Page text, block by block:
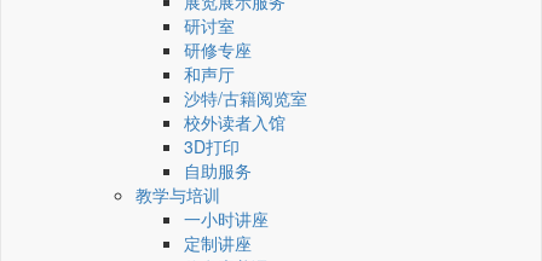
研讨室
研修专座
和声厅
沙特/古籍阅览室
校外读者入馆
3D打印
自助服务
教学与培训
一小时讲座
定制讲座